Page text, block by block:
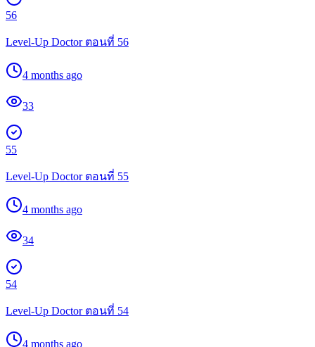
56
Level-Up Doctor ตอนที่ 56
4 months ago
33
55
Level-Up Doctor ตอนที่ 55
4 months ago
34
54
Level-Up Doctor ตอนที่ 54
4 months ago